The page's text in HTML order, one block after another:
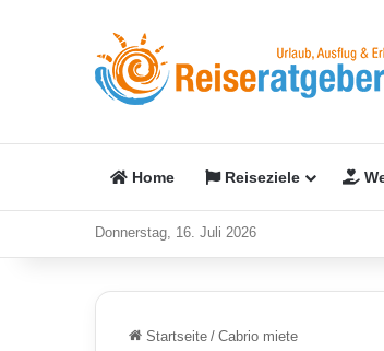
Home Reiseziele
Donnerstag, 16. Juli 2026
Startseite / Cabrio miete